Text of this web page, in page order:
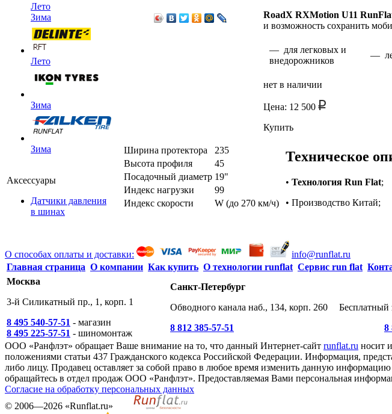
Лето
Зима
Лето
Зима
Зима
Аксессуары
Датчики давления
в шинах
RoadX RXMotion U11
и возможность сохранить
— для легковых и
внедорожников
—
нет в наличии
Цена: 12 500
Купить
Ширина протектора
235
Высота профиля
45
Посадочный диаметр 19"
Индекс нагрузки
99
Индекс скорости
W (до 270 км/ч)
Техническое
• Технология Run Flat;
• Производство Китай;
О способах оплаты и доставки:
info@runflat.ru
Главная страница О компании Как купить О технологии runflat Сервис run flat
Москва
3-й Силикатный пр., 1, корп. 1
8 495 540-57-51 - магазин
8 495 225-57-51 - шиномонтаж
Санкт-Петербург
Обводного канала наб., 134, корп. 260
8 812 385-57-51
8
ООО «Ранфлэт» обращает Ваше внимание на то, что данный Интернет-сайт runflat.ru носит
положениями статьи 437 Гражданского кодекса Российской Федерации. Информация,
либо лицу. Продавец оставляет за собой право в любое время изменить данную
обращайтесь в отдел продаж ООО «Ранфлэт». Предоставляемая Вами персональная
Согласие на обработку персональных данных
© 2006—2026 «Runflat.ru»